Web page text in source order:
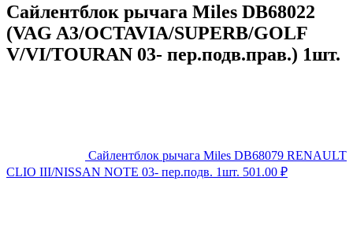
Сайлентблок рычага Miles DB68022
(VAG A3/OCTAVIA/SUPERB/GOLF
V/VI/TOURAN 03- пер.подв.прав.) 1шт.
Сайлентблок рычага Miles DB68079 RENAULT
CLIO III/NISSAN NOTE 03- пер.подв. 1шт. 501.00 ₽